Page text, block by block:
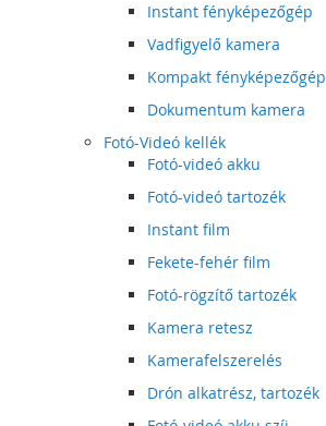
Instant fényképezőgép
Vadfigyelő kamera
Kompakt fényképezőgép
Dokumentum kamera
Fotó-Videó kellék
Fotó-videó akku
Fotó-videó tartozék
Instant film
Fekete-fehér film
Fotó-rögzítő tartozék
Kamera retesz
Kamerafelszerelés
Drón alkatrész, tartozék